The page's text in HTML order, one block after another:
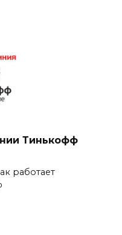
Тинькофф
работает